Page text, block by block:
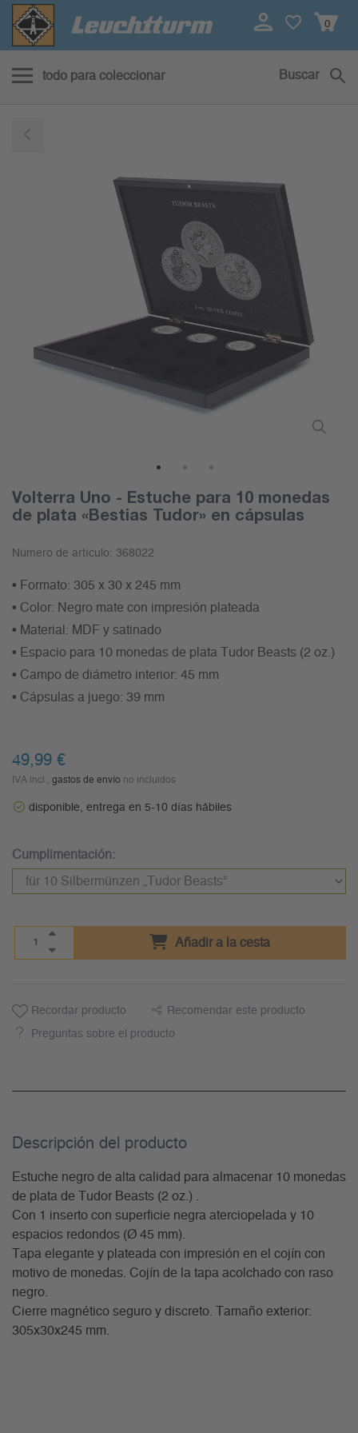
0
todo para coleccionar Buscar
Volterra Uno - Estuche para 10 monedas
de plata «Bestias Tudor» en cápsulas
Número de artículo: 368022
• Formato: 305 x 30 x 245 mm
• Color: Negro mate con impresión plateada
• Material: MDF y satinado
• Espacio para 10 monedas de plata Tudor Beasts (2 oz.)
• Campo de diámetro interior: 45 mm
• Cápsulas a juego: 39 mm
49,99 €
IVA incl., gastos de envío no incluidos
disponible, entrega en 5-10 días hábiles
Cumplimentación:
Añadir a la cesta
Recordar producto Recomendar este producto
Preguntas sobre el producto
Descripción del producto
Estuche negro de alta calidad para almacenar 10 monedas
de plata de Tudor Beasts (2 oz.) .
Con 1 inserto con superficie negra aterciopelada y 10
espacios redondos (Ø 45 mm).
Tapa elegante y plateada con impresión en el cojín con
motivo de monedas. Cojín de la tapa acolchado con raso
negro.
Cierre magnético seguro y discreto. Tamaño exterior:
305x30x245 mm.